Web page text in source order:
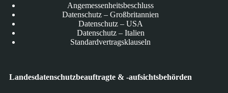
Angemessenheitsbeschluss
Datenschutz – Großbritannien
Datenschutz – USA
Datenschutz – Italien
Standardvertragsklauseln
Landesdatenschutzbeauftragte & -aufsichtsbehörden